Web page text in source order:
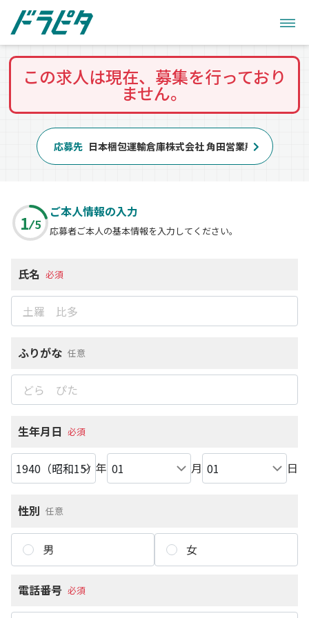
この求人は現在、募集を行っており
ません。
応募先 日本梱包運輸倉庫株式会社 角田営業所
1 5
ご本人情報の入力
応募者ご本人の基本情報を入力してください。
氏名 必須
ふりがな 任意
生年月日 必須
年 月 日
性別 任意
男 女
電話番号 必須